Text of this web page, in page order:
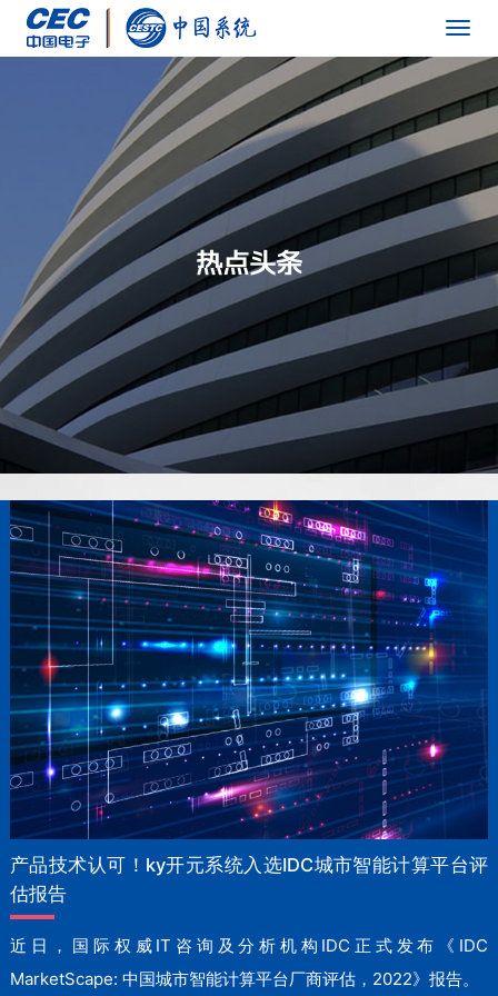
热点头条
产品技术认可！ky开元系统入选IDC城市智能计算平台评
估报告
近日，国际权威IT咨询及分析机构IDC正式发布《IDC
MarketScape: 中国城市智能计算平台厂商评估，2022》报告。